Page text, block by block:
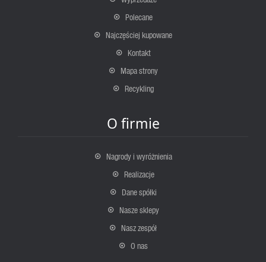
Polecane
Najczęściej kupowane
Kontakt
Mapa strony
Recykling
O firmie
Nagrody i wyróżnienia
Realizacje
Dane spółki
Nasze sklepy
Nasz zespół
O nas